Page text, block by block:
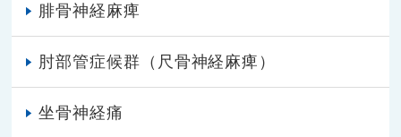
腓骨神経麻痺
肘部管症候群（尺骨神経麻痺）
坐骨神経痛